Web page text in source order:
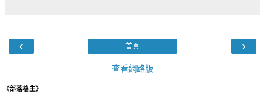
‹ ›
首頁
查看網路版
《部落格主》